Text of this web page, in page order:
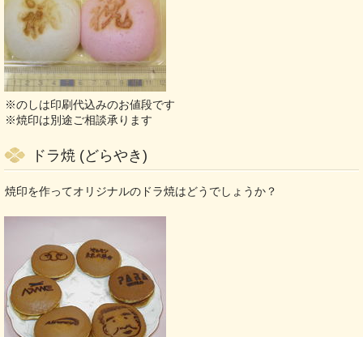
※のしは印刷代込みのお値段です
※焼印は別途ご相談承ります
ドラ焼 (どらやき)
焼印を作ってオリジナルのドラ焼はどうでしょうか？